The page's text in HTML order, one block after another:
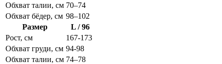
Обхват талии, см 70–74
Обхват бёдер, см 98–102
Размер
L / 96
Рост, см
167-173
Обхват груди, см 94-98
Обхват талии, см 74–78